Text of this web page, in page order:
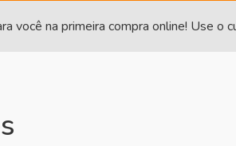
você na primeira compra online! Use o